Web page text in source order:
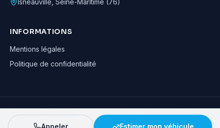
Isneauville Seine-Maritime (76)
INFORMATIONS
Mentions légales
Politique de confidentialité
Adrien Balavoine—Agent automobile CapCar, Agent formateur· ©
· Tous droits réservés
Appeler Estimer mon véhicule